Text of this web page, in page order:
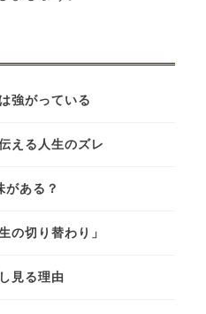
強がっている
える人生のズレ
がある？
の切り替わり」
見る理由